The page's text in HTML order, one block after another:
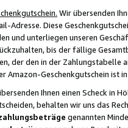
Wir übersenden
Adresse. Diese
und unterliegen unseren
bis der fällige
der den in der
Amazon-Geschenkgutschein ist
Ihnen einen Scheck in
behalten wir uns das
genannten